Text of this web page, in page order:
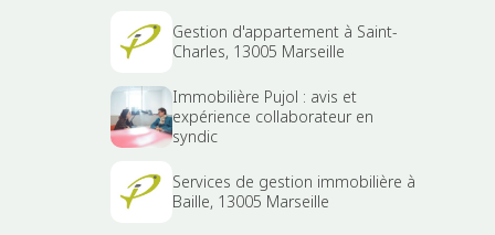
Gestion d'appartement à Saint-
Charles, 13005 Marseille
Immobilière Pujol : avis et
expérience collaborateur en
syndic
Services de gestion immobilière à
Baille, 13005 Marseille